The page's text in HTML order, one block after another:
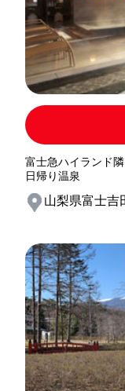
富士急ハイランド
日帰り温泉
山梨県富士吉